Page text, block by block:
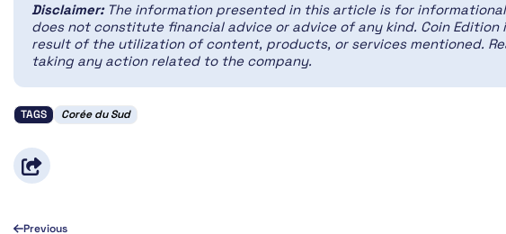
Disclaimer: The information presented in this article is for
does not constitute financial advice or advice of any kind. Coin
result of the utilization of content, products, or services mentioned.
taking any action related to the company.
TAGS Corée du Sud
Previous